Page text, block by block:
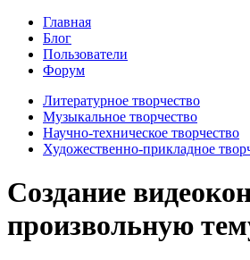
Главная
Блог
Пользователи
Форум
Литературное творчество
Музыкальное творчество
Научно-техническое творчество
Художественно-прикладное
Создание
произвольную